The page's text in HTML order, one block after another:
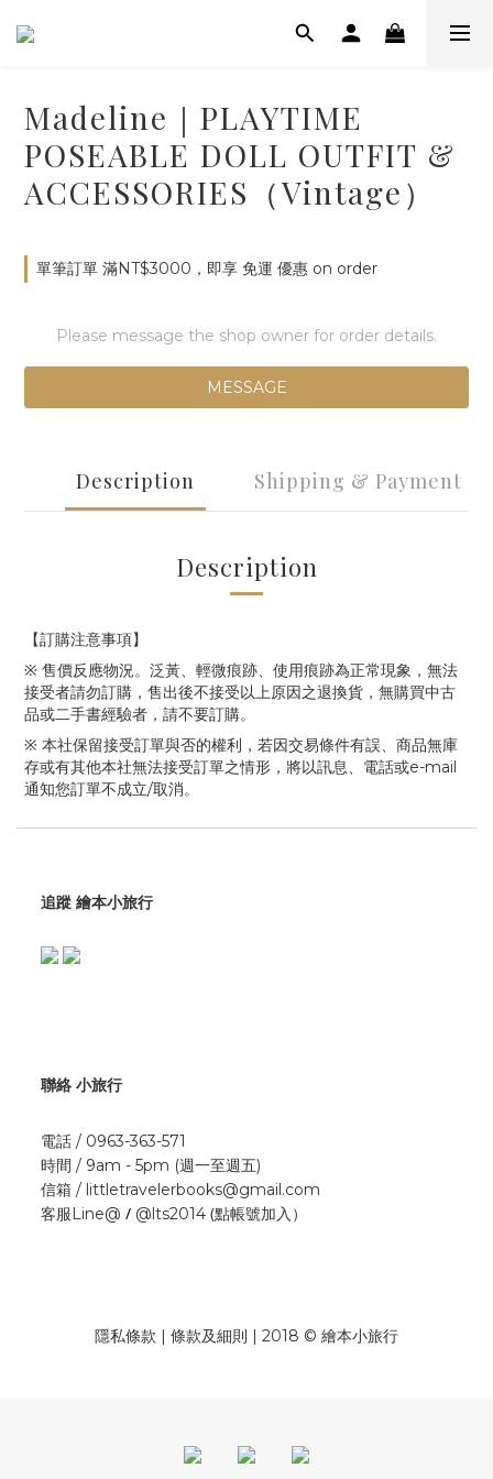
Madeline｜PLAYTIME
POSEABLE DOLL OUTFIT &
ACCESSORIES（Vintage）
單筆訂單 滿NT$3000，即享 免運 優惠 on order
Please message the shop owner for order details.
MESSAGE
Description Shipping & Payment
Description
【訂購注意事項】
※ 售價反應物況。泛黃、輕微痕跡、使用痕跡為正常現象，無法
接受者請勿訂購，售出後不接受以上原因之退換貨，無購買中古
品或二手書經驗者，請不要訂購。
※ 本社保留接受訂單與否的權利，若因交易條件有誤、商品無庫
存或有其他本社無法接受訂單之情形，將以訊息、電話或e-mail
通知您訂單不成立/取消。
追蹤 繪本小旅行
聯絡 小旅行
電話 / 0963-363-571
時間 / 9am - 5pm (週一至週五)
信箱 / littletravelerbooks@gmail.com
客服Line@ / @lts2014 (點帳號加入）
隱私條款 | 條款及細則 | 2018 © 繪本小旅行